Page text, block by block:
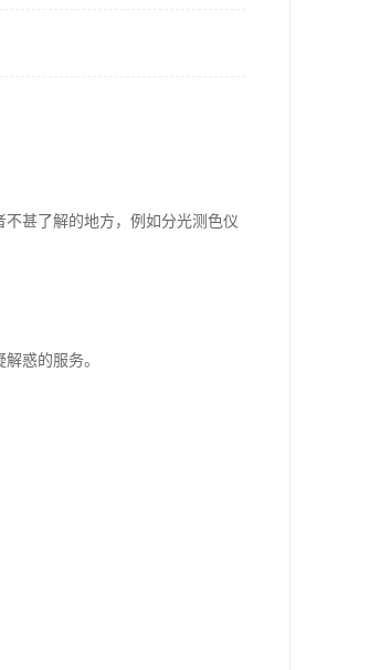
甚了解的地方，例如 分光测色仪
惑的服务。